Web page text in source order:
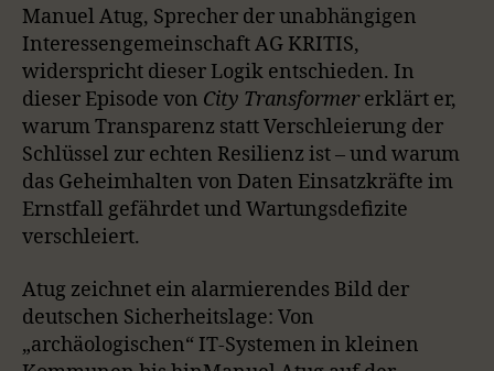
Manuel Atug, Sprecher der unabhängigen
Interessengemeinschaft AG KRITIS,
widerspricht dieser Logik entschieden. In
dieser Episode von City Transformererklärt er,
warum Transparenz statt Verschleierung der
Schlüssel zur echten Resilienz ist – und warum
das Geheimhalten von Daten Einsatzkräfte im
Ernstfall gefährdet und Wartungsdefizite
verschleiert.
Atug zeichnet ein alarmierendes Bild der
deutschen Sicherheitslage: Von
„archäologischen“ IT-Systemen in kleinen